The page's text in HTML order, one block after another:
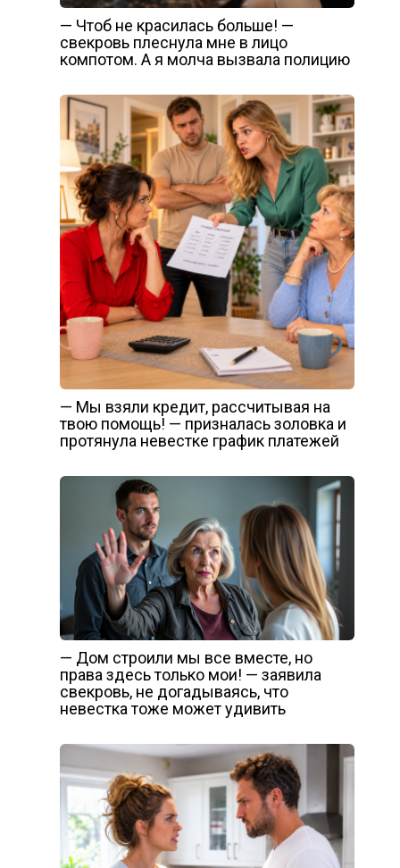
— Чтоб не красилась больше! —
свекровь плеснула мне в лицо
компотом. А я молча вызвала полицию
— Мы взяли кредит, рассчитывая на
твою помощь! — призналась золовка и
протянула невестке график платежей
— Дом строили мы все вместе, но
права здесь только мои! — заявила
свекровь, не догадываясь, что
невестка тоже может удивить